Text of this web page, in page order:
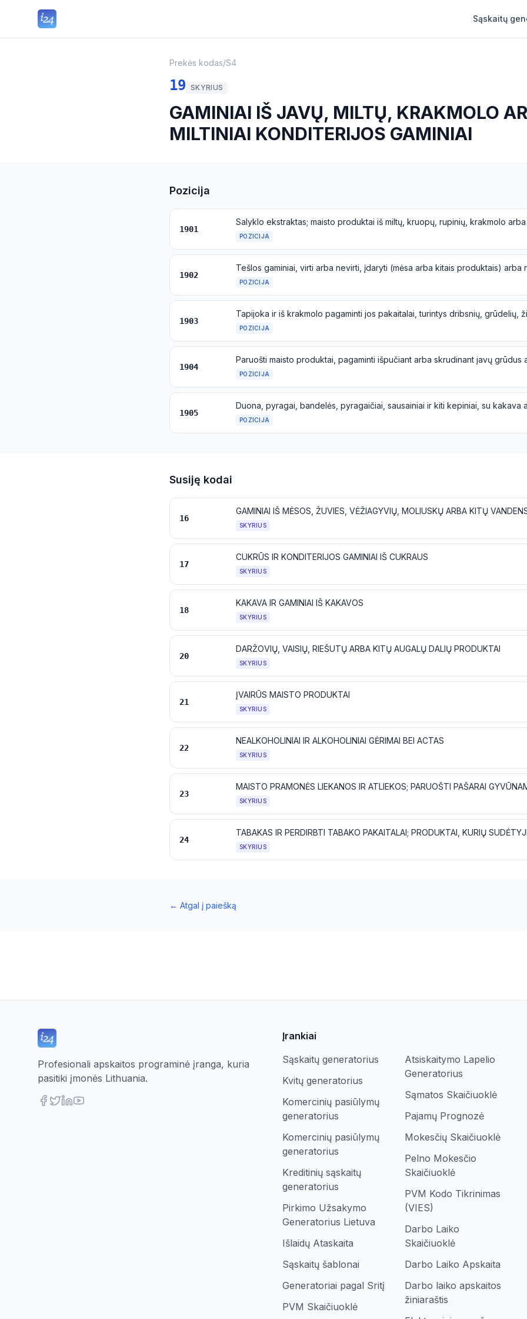
Sąskaitų
Prekės kodas/S4
19 SKYRIUS
GAMINIAI IŠ JAVŲ, MILTŲ, KRAKMOLO
MILTINIAI KONDITERIJOS GAMINIAI
Pozicija
1901
POZICIJA
1902
POZICIJA
1903
POZICIJA
1904
POZICIJA
1905
POZICIJA
Susiję kodai
16
SKYRIUS
17
CUKRŪS IR KONDITERIJOS GAMINIAI IŠ CUKRAUS
SKYRIUS
18
KAKAVA IR GAMINIAI IŠ KAKAVOS
SKYRIUS
20
DARŽOVIŲ, VAISIŲ, RIEŠUTŲ ARBA KITŲ AUGALŲ DALIŲ PRODUKTAI
SKYRIUS
21
ĮVAIRŪS MAISTO PRODUKTAI
SKYRIUS
22
NEALKOHOLINIAI IR ALKOHOLINIAI GĖRIMAI BEI ACTAS
SKYRIUS
23
MAISTO PRAMONĖS LIEKANOS IR ATLIEKOS; PARUOŠTI PAŠARAI
SKYRIUS
24
SKYRIUS
← Atgal į paiešką
Profesionali apskaitos programinė įranga, kuria
pasitiki įmonės Lithuania.
Įrankiai
Sąskaitų generatorius
Kvitų generatorius
Komercinių pasiūlymų
generatorius
Komercinių pasiūlymų
generatorius
Kreditinių sąskaitų
generatorius
Pirkimo Užsakymo
Generatorius Lietuva
Išlaidų Ataskaita
Sąskaitų šablonai
Generatoriai pagal Sritį
PVM Skaičiuoklė
Atsiskaitymo Lapelio
Generatorius
Sąmatos Skaičiuoklė
Pajamų Prognozė
Mokesčių Skaičiuoklė
Pelno Mokesčio
Skaičiuoklė
PVM Kodo Tikrinimas
(VIES)
Darbo Laiko
Skaičiuoklė
Darbo Laiko Apskaita
Darbo laiko apskaitos
žiniaraštis